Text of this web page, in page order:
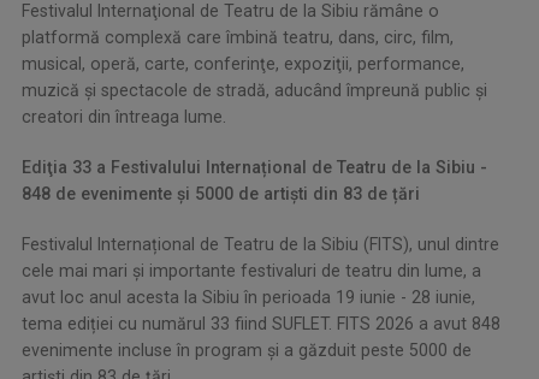
Festivalul Internaţional de Teatru de la Sibiu rămâne o
platformă complexă care îmbină teatru, dans, circ, film,
musical, operă, carte, conferinţe, expoziţii, performance,
muzică şi spectacole de stradă, aducând împreună public şi
creatori din întreaga lume.
Ediţia 33 a Festivalului Internațional de Teatru de la Sibiu -
848 de evenimente și 5000 de artiști din 83 de țări
Festivalul Internațional de Teatru de la Sibiu (FITS), unul dintre
cele mai mari și importante festivaluri de teatru din lume, a
avut loc anul acesta la Sibiu în perioada 19 iunie - 28 iunie,
tema ediției cu numărul 33 fiind SUFLET. FITS 2026 a avut 848
evenimente incluse în program și a găzduit peste 5000 de